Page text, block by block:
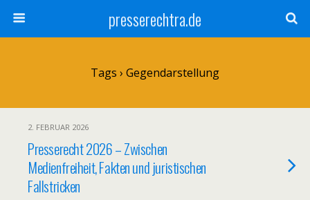
presserechtra.de
Tags › Gegendarstellung
2. FEBRUAR 2026
Presserecht 2026 – Zwischen
Medienfreiheit, Fakten und juristischen
Fallstricken